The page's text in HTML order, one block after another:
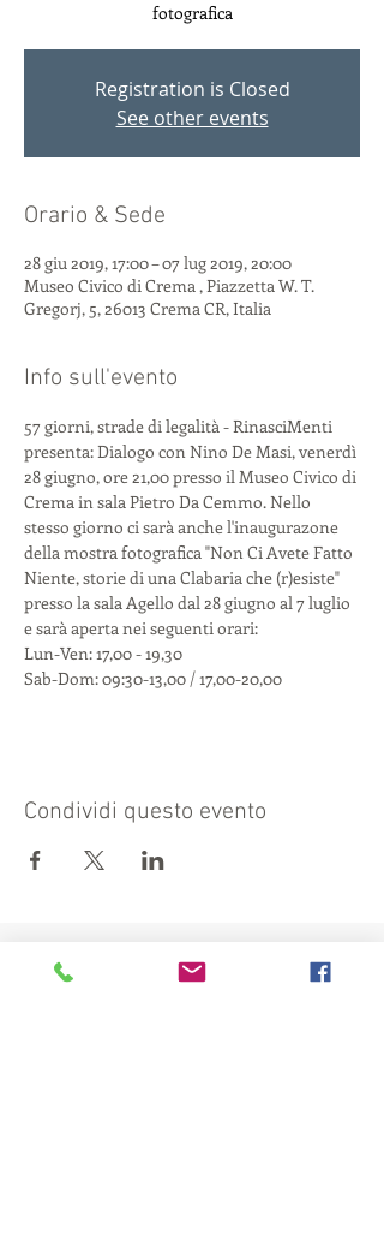
fotografica
Registration is Closed
See other events
Orario & Sede
28 giu 2019, 17:00 – 07 lug 2019, 20:00
Museo Civico di Crema , Piazzetta W. T.
Gregorj, 5, 26013 Crema CR, Italia
Info sull'evento
57 giorni, strade di legalità - RinasciMenti
presenta: Dialogo con Nino De Masi, venerdì
28 giugno, ore 21,00 presso il Museo Civico di
Crema in sala Pietro Da Cemmo. Nello
stesso giorno ci sarà anche l'inaugurazone
della mostra fotografica "Non Ci Avete Fatto
Niente, storie di una Clabaria che (r)esiste"
presso la sala Agello dal 28 giugno al 7 luglio
e sarà aperta nei seguenti orari:
Lun-Ven: 17,00 - 19,30
Sab-Dom: 09:30-13,00 / 17,00-20,00
Condividi questo evento